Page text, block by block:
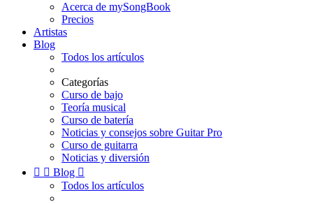
Acerca de mySongBook
Precios
Artistas
Blog
Todos los artículos
Categorías
Curso de bajo
Teoría musical
Curso de batería
Noticias y consejos sobre Guitar Pro
Curso de guitarra
Noticias y diversión
  Blog 
Todos los artículos